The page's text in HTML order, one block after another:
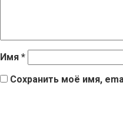
Имя *
Сохранить моё имя,